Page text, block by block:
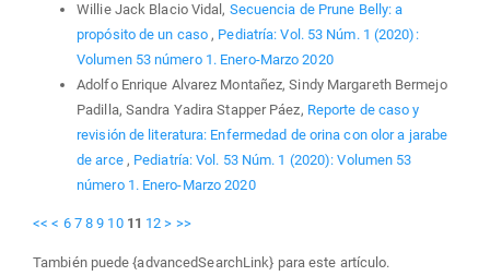
Willie Jack Blacio Vidal, Secuencia de Prune Belly: a
propósito de un caso, Pediatría: Vol. 53 Núm. 1 (2020):
Volumen 53 número 1. Enero-Marzo 2020
Adolfo Enrique Alvarez Montañez, Sindy Margareth Bermejo
Padilla, Sandra Yadira Stapper Páez, Reporte de caso y
revisión de literatura: Enfermedad de orina con olor a jarabe
de arce , Pediatría: Vol. 53 Núm. 1 (2020): Volumen 53
número 1. Enero-Marzo 2020
<< < 6 7 8 9 10 11 12 > >>
También puede {advancedSearchLink} para este artículo.